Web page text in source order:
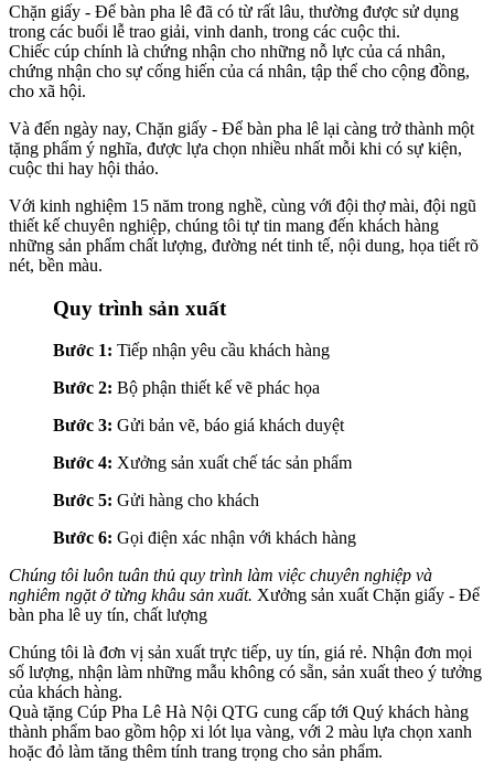
Chặn giấy - Để bàn pha lê đã có từ rất lâu, thường được sử dụng
trong các buổi lễ trao giải, vinh danh, trong các cuộc thi.
Chiếc cúp chính là chứng nhận cho những nỗ lực của cá nhân,
chứng nhận cho sự cống hiến của cá nhân, tập thể cho cộng đồng,
cho xã hội.
Và đến ngày nay, Chặn giấy - Để bàn pha lê lại càng trở thành một
tặng phẩm ý nghĩa, được lựa chọn nhiều nhất mỗi khi có sự kiện,
cuộc thi hay hội thảo.
Với kinh nghiệm 15 năm trong nghề, cùng với đội thợ mài, đội ngũ
thiết kế chuyên nghiệp, chúng tôi tự tin mang đến khách hàng
những sản phẩm chất lượng, đường nét tinh tế, nội dung, họa tiết rõ
nét, bền màu.
Quy trình sản xuất
Bước 1: Tiếp nhận yêu cầu khách hàng
Bước 2: Bộ phận thiết kế vẽ phác họa
Bước 3: Gửi bản vẽ, báo giá khách duyệt
Bước 4: Xưởng sản xuất chế tác sản phẩm
Bước 5: Gửi hàng cho khách
Bước 6: Gọi điện xác nhận với khách hàng
Chúng tôi luôn tuân thủ quy trình làm việc chuyên nghiệp và
nghiêm ngặt ở từng khâu sản xuất. Xưởng sản xuất Chặn giấy - Để
bàn pha lê uy tín, chất lượng
Chúng tôi là đơn vị sản xuất trực tiếp, uy tín, giá rẻ. Nhận đơn mọi
số lượng, nhận làm những mẫu không có sẵn, sản xuất theo ý tưởng
của khách hàng.
Quà tặng Cúp Pha Lê Hà Nội QTG cung cấp tới Quý khách hàng
thành phẩm bao gồm hộp xi lót lụa vàng, với 2 màu lựa chọn xanh
hoặc đỏ làm tăng thêm tính trang trọng cho sản phẩm.